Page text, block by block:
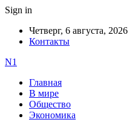
Sign in
Четверг, 6 августа, 2026
Контакты
N1
Главная
В мире
Общество
Экономика